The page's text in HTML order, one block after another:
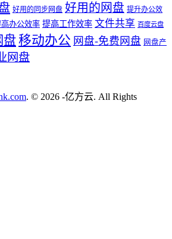
好用的同步网盘 好用的网盘 提升办公效
办公效率 提高工作效率 文件共享 百度云盘
盘 移动办公 网盘-免费网盘 网盘产
网盘
. © 2026 -亿方云. All Rights